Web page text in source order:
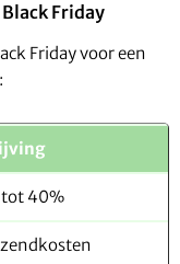
Friday
Friday voor een
tot 40%